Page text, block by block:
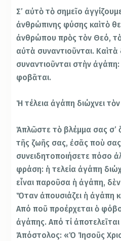
Σ’ αὐτὸ τὸ σημεῖο
ἀνθρώπινης φύσης καὶ τὸ
ἀνθρώπου πρὸς τὸν Θεό,
αὐτὰ συναντιοῦνται. Καὶ
συναντιοῦνται στὴν
φοβᾶται.
Ἡ τέλεια ἀγάπη διώχνει
Ἁπλῶστε τὸ βλέμμα σας σ’
τῆς ζωῆς σας, ἐσᾶς ποὺ σας
συνειδητοποιήσετε πόσο
φράση: ἡ τελεία ἀγάπη
εἶναι παροῦσα ἡ ἀγάπη,
Ὅταν ἀπουσιάζει ἡ ἀγάπη
Από ποῦ προέρχεται ὁ
ἀγάπης. Από τί
Ἀπόστολος: «Ὁ Ἰησοῦς